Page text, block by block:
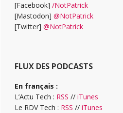
[Facebook] /NotPatrick
[Mastodon] @NotPatrick
[Twitter] @NotPatrick
FLUX DES PODCASTS
En français :
L’Actu Tech : RSS // iTunes
Le RDV Tech : RSS // iTunes